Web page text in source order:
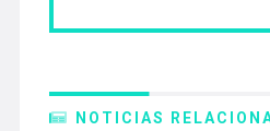
NOTICIAS